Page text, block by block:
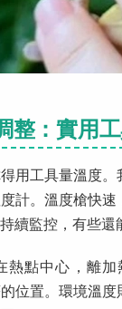
整：實用
用工具量溫度
計。溫度槍快速
續監控，有些還
熱點中心，離加
位置。環境溫度